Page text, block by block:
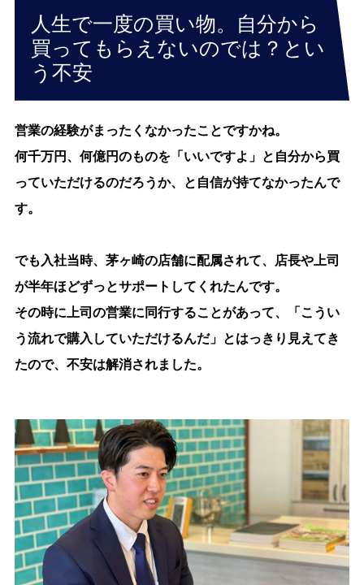
人生で一度の買い物。自分から
買ってもらえないのでは？とい
う不安
営業の経験がまったくなかったことですかね。
何千万円、何億円のものを「いいですよ」と自分から買
っていただけるのだろうか、と自信が持てなかったんで
す。
でも入社当時、茅ヶ崎の店舗に配属されて、店長や上司
が半年ほどずっとサポートしてくれたんです。
その時に上司の営業に同行することがあって、「こうい
う流れで購入していただけるんだ」とはっきり見えてき
たので、不安は解消されました。